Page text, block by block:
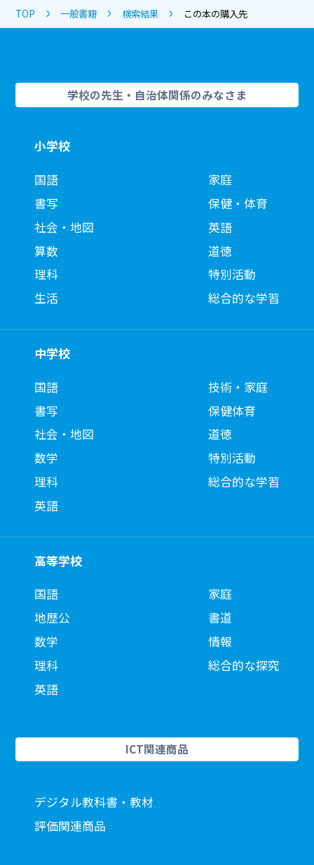
TOP 一般書籍 検索結果 この本の購入先
学校の先生・自治体関係のみなさま
小学校
国語
書写
社会・地図
算数
理科
生活
家庭
保健・体育
英語
道徳
特別活動
総合的な学習
中学校
国語
書写
社会・地図
数学
理科
英語
技術・家庭
保健体育
道徳
特別活動
総合的な学習
高等学校
国語
地歴公
数学
理科
英語
家庭
書道
情報
総合的な探究
ICT関連商品
デジタル教科書・教材
評価関連商品